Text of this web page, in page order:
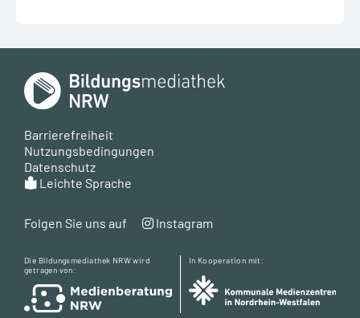
Barrierefreiheit
Nutzungsbedingungen
Datenschutz
Leichte Sprache
Folgen Sie uns auf Instagram
Die Bildungsmediathek NRW wird
getragen von:
In Kooperation mit: